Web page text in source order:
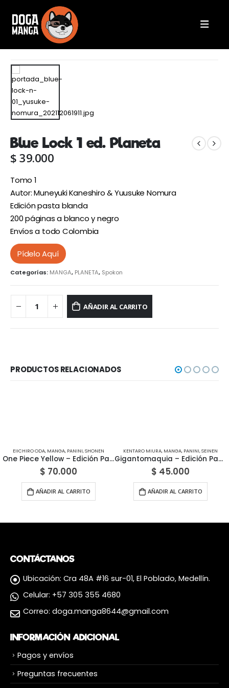
Blue Lock 1 ed. Planeta
$39.000
Tomo 1
Autor: Muneyuki Kaneshiro & Yuusuke Nomura
Edición pasta blanda
200 páginas a blanco y negro
Envíos a todo Colombia
Pídelo Aquí
Categorías: MANGA, PLANETA, Spokon
AÑADIR AL CARRITO
PRODUCTOS RELACIONADOS
EIICHIRO ODA, MANGA, PANINI,SHONEN
One Piece Yellow – Edición Panini México
$ 70.000
AÑADIR AL CARRITO
KENTARO MIURA, MANGA, PANINI,SEINEN
Gigantomaquia – Edición Panini México
$ 45.000
AÑADIR AL CARRITO
CONTÁCTANOS
Ubicación: Cra 48A #16 sur-01, El Poblado, Medellín.
Celular: +57 305 355 4680
Correo: doga.manga8644@gmail.com
INFORMACIÓN ADICIONAL
Pagos y envíos
Preguntas frecuentes